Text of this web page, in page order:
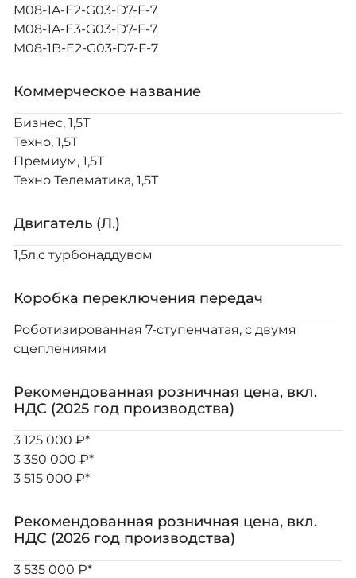
Москвич 6
Яркий динамичный седан
от 2 069 000 ₽*
Практичный семиместный
Кредитные программы
Спецпредложения
Калькулятор трейд-ин
Страховые программы
Моторное масло
СЕРВИСНЫЕ АКЦИИ
АКСЕССУАРЫ
КОНТАКТЫ
M08-1A-E2-G03-D7-F-7
M08-1A-E3-G03-D7-F-7
M08-1B-E2-G03-D7-F-7
Коммерческое название
Бизнес, 1,5Т
Техно, 1,5Т
Премиум, 1,5Т
Техно Телематика, 1,5Т
Двигатель (Л.)
1,5л.с турбонаддувом
Коробка переключения передач
Роботизированная 7-ступенчатая, с двумя
сцеплениями
Рекомендованная розничная цена, вкл.
НДС (2025 год производства)
3 125 000 ₽*
3 350 000 ₽*
3 515 000 ₽*
Рекомендованная розничная цена, вкл.
НДС (2026 год производства)
3 535 000 ₽*